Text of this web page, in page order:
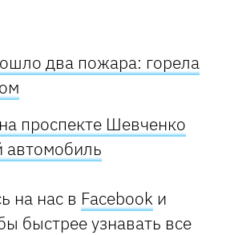
два пожара: горела
проспекте Шевченко
автомобиль
на нас в Facebook и
быстрее узнавать все